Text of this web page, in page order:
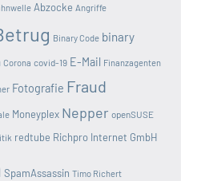
Abzocke Angriffe
Binary Code binary
Corona covid-19 E-Mail Finanzagenten
Fotografie Fraud
Moneyplex Nepper openSUSE
redtube Richpro Internet GmbH
SpamAssassin Timo Richert